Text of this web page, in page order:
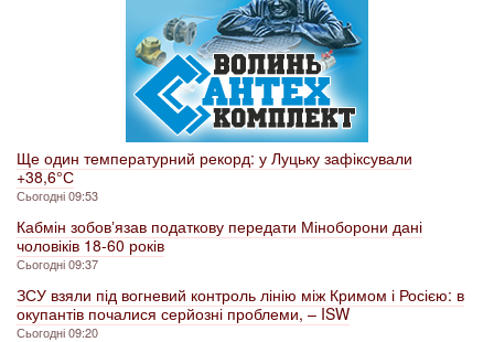
Ще один температурний рекорд: у Луцьку зафіксували
+38,6° С
Сьогодні 09:53
Кабмін зобовʼязав податкову передати Міноборони дані
чоловіків 18-60 років
Сьогодні 09:37
ЗСУ взяли під вогневий контроль лінію між Кримом і Росією: в
окупантів почалися серйозні проблеми, – ISW
Сьогодні 09:20